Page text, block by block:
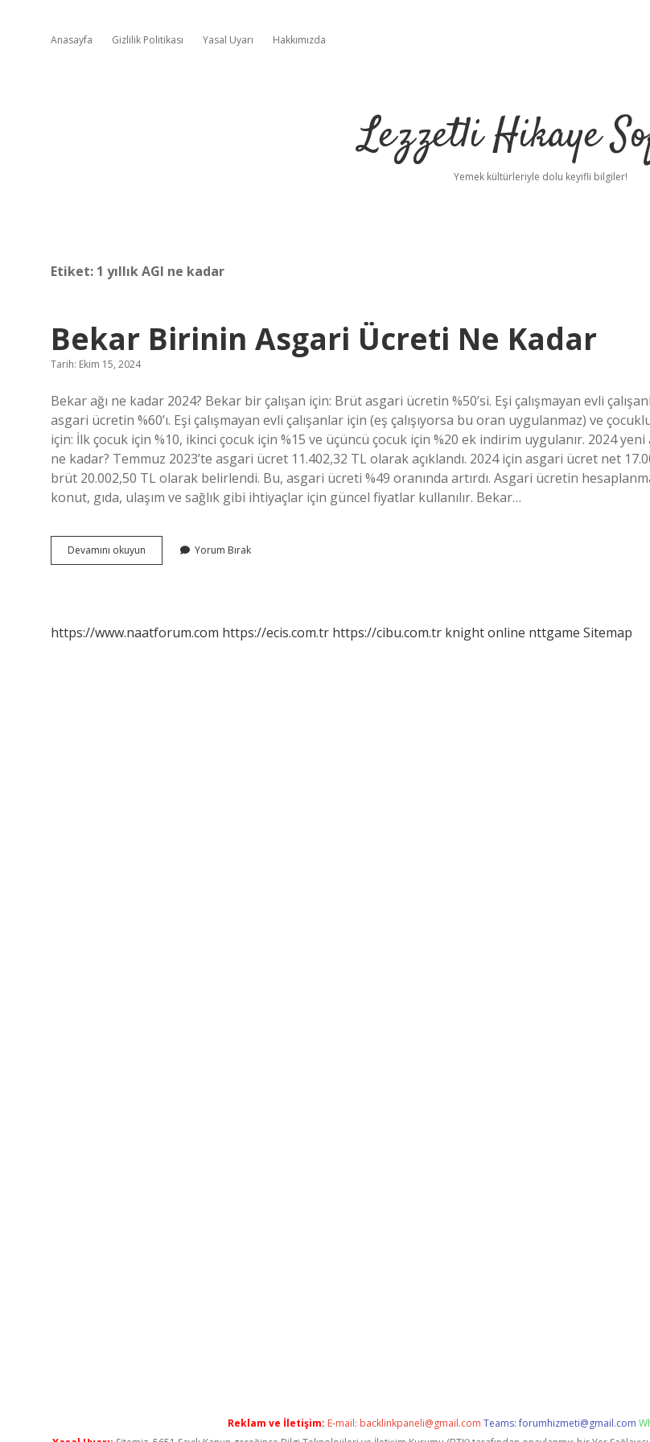
Anasayfa Gizlilik Politikası Yasal Uyarı Hakkımızda
Lezzetli Hikaye
Yemek kültürleriyle dolu keyifli bilgiler!
Etiket: 1 yıllık AGI ne kadar
Bekar Birinin Asgari Ücreti Ne Kadar
Tarih: Ekim 15, 2024
Bekar ağı ne kadar 2024? Bekar bir çalışan için: Brüt asgari ücretin %50’si. Eşi çalışmayan evli
asgari ücretin %60’ı. Eşi çalışmayan evli çalışanlar için (eş çalışıyorsa bu oran uygulanmaz) ve
için: İlk çocuk için %10, ikinci çocuk için %15 ve üçüncü çocuk için %20 ek indirim uygulanır. 2024
ne kadar? Temmuz 2023’te asgari ücret 11.402,32 TL olarak açıklandı. 2024 için asgari ücret net
brüt 20.002,50 TL olarak belirlendi. Bu, asgari ücreti %49 oranında artırdı. Asgari ücretin
konut, gıda, ulaşım ve sağlık gibi ihtiyaçlar için güncel fiyatlar kullanılır. Bekar…
Devamını okuyun
Birinin
Yorum Bırak
https://www.naatforum.com https://ecis.com.tr https://cibu.com.tr knight online nttgame Sitemap
Reklam ve İletişim: E-mail: backlinkpaneli@gmail.com Teams:forumhizmeti@gmail.com